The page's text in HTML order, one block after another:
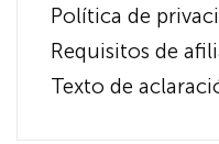
Política de
Requisitos de
Texto de